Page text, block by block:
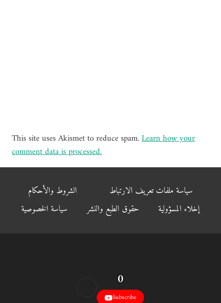
This site uses Akismet to reduce spam.Learn how your
comment data is processed.
الشروط والأحكام
سياسة ملفات تعريف الارتباط
سياسة الخصوصية
حقوق الطبع والنشر إخلاء المسؤولية
0
Subscribe